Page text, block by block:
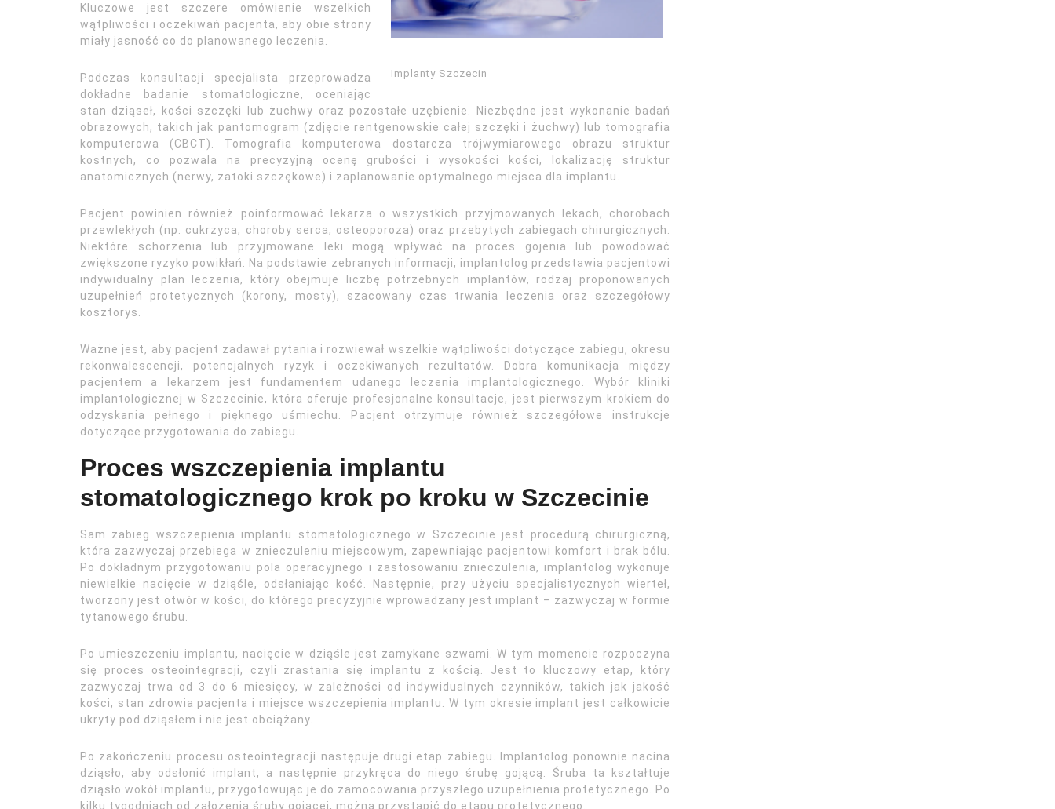
Implanty Szczecin
Kluczowe jest szczere omówienie wszelkich
wątpliwości i oczekiwań pacjenta, aby obie strony
miały jasność co do planowanego leczenia.
Podczas konsultacji specjalista przeprowadza
dokładne badanie stomatologiczne, oceniając
stan dziąseł, kości szczęki lub żuchwy oraz pozostałe uzębienie. Niezbędne jest wykonanie badań
obrazowych, takich jak pantomogram (zdjęcie rentgenowskie całej szczęki i żuchwy) lub tomografia
komputerowa (CBCT). Tomografia komputerowa dostarcza trójwymiarowego obrazu struktur
kostnych, co pozwala na precyzyjną ocenę grubości i wysokości kości, lokalizację struktur
anatomicznych (nerwy, zatoki szczękowe) i zaplanowanie optymalnego miejsca dla implantu.
Pacjent powinien również poinformować lekarza o wszystkich przyjmowanych lekach, chorobach
przewlekłych (np. cukrzyca, choroby serca, osteoporoza) oraz przebytych zabiegach chirurgicznych.
Niektóre schorzenia lub przyjmowane leki mogą wpływać na proces gojenia lub powodować
zwiększone ryzyko powikłań. Na podstawie zebranych informacji, implantolog przedstawia pacjentowi
indywidualny plan leczenia, który obejmuje liczbę potrzebnych implantów, rodzaj proponowanych
uzupełnień protetycznych (korony, mosty), szacowany czas trwania leczenia oraz szczegółowy
kosztorys.
Ważne jest, aby pacjent zadawał pytania i rozwiewał wszelkie wątpliwości dotyczące zabiegu, okresu
rekonwalescencji, potencjalnych ryzyk i oczekiwanych rezultatów. Dobra komunikacja między
pacjentem a lekarzem jest fundamentem udanego leczenia implantologicznego. Wybór kliniki
implantologicznej w Szczecinie, która oferuje profesjonalne konsultacje, jest pierwszym krokiem do
odzyskania pełnego i pięknego uśmiechu. Pacjent otrzymuje również szczegółowe instrukcje
dotyczące przygotowania do zabiegu.
Proces wszczepienia implantu
stomatologicznego krok po kroku w Szczecinie
Sam zabieg wszczepienia implantu stomatologicznego w Szczecinie jest procedurą chirurgiczną,
która zazwyczaj przebiega w znieczuleniu miejscowym, zapewniając pacjentowi komfort i brak bólu.
Po dokładnym przygotowaniu pola operacyjnego i zastosowaniu znieczulenia, implantolog wykonuje
niewielkie nacięcie w dziąśle, odsłaniając kość. Następnie, przy użyciu specjalistycznych wierteł,
tworzony jest otwór w kości, do którego precyzyjnie wprowadzany jest implant – zazwyczaj w formie
tytanowego śrubu.
Po umieszczeniu implantu, nacięcie w dziąśle jest zamykane szwami. W tym momencie rozpoczyna
się proces osteointegracji, czyli zrastania się implantu z kością. Jest to kluczowy etap, który
zazwyczaj trwa od 3 do 6 miesięcy, w zależności od indywidualnych czynników, takich jak jakość
kości, stan zdrowia pacjenta i miejsce wszczepienia implantu. W tym okresie implant jest całkowicie
ukryty pod dziąsłem i nie jest obciążany.
Po zakończeniu procesu osteointegracji następuje drugi etap zabiegu. Implantolog ponownie nacina
dziąsło, aby odsłonić implant, a następnie przykręca do niego śrubę gojącą. Śruba ta kształtuje
dziąsło wokół implantu, przygotowując je do zamocowania przyszłego uzupełnienia protetycznego. Po
kilku tygodniach od założenia śruby gojącej, można przystąpić do etapu protetycznego.